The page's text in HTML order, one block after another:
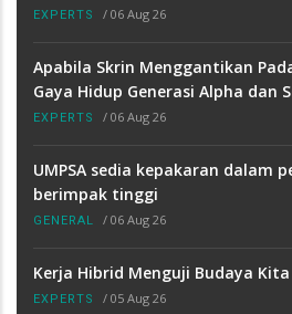
EXPERTS / 06 Aug 26
Apabila Skrin Menggantikan
Gaya Hidup Generasi Alpha dan
EXPERTS / 06 Aug 26
UMPSA sedia kepakaran dalam
berimpak tinggi
GENERAL / 06 Aug 26
Kerja Hibrid Menguji Budaya Kita
EXPERTS / 05 Aug 26